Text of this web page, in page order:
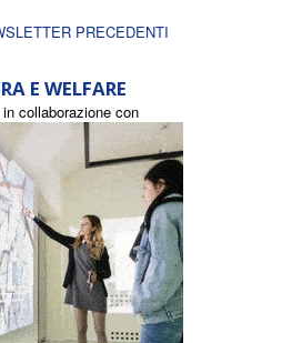
PRECEDENTI
E WELFARE
collaborazione con